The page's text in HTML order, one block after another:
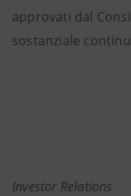
approvati dal
sostanziale